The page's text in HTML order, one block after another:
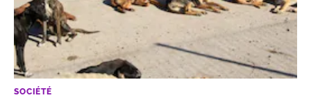
SOCIÉTÉ